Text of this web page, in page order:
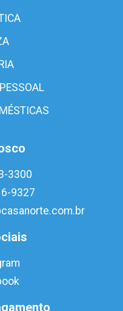
3300
9327